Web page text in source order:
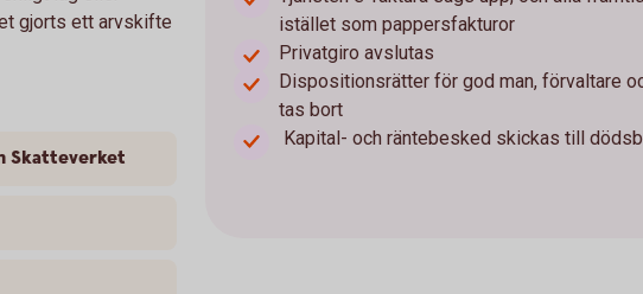
gjorts ett arvskifte
Skatteverket
istället som pappersfakturor
Privatgiro avslutas
Dispositionsrätter för god man, förvaltare
tas bort
Kapital- och räntebesked skickas till